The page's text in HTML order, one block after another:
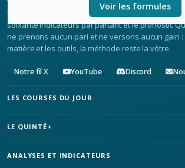
Voir les formules
turf.bzh publie le programme complet des courses
soixante indicateurs par partant et le pronostic
ne prenons aucun pari et ne versons aucun gain
matière et les outils, la méthode reste la vôtre.
Notre fil X YouTube Discord
LES COURSES DU JOUR
LE QUINTÉ+
ANALYSES ET INDICATEURS